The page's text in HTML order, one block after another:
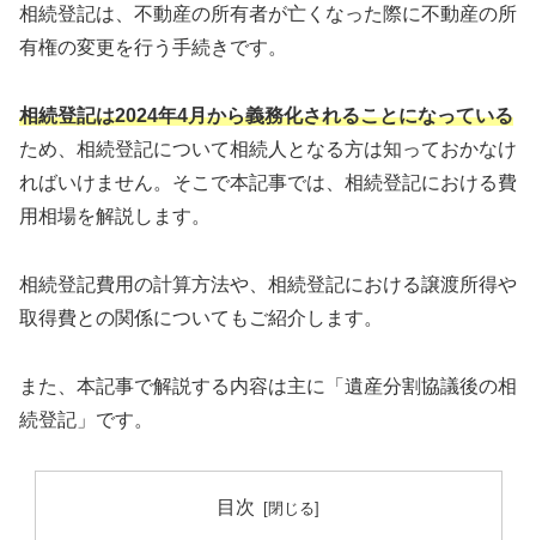
相続登記は、不動産の所有者が亡くなった際に不動産の所
有権の変更を行う手続きです。
相続登記は2024年4月から義務化されることになっている
ため、相続登記について相続人となる方は知っておかなけ
ればいけません。そこで本記事では、相続登記における費
用相場を解説します。
相続登記費用の計算方法や、相続登記における譲渡所得や
取得費との関係についてもご紹介します。
また、本記事で解説する内容は主に「遺産分割協議後の相
続登記」です。
目次